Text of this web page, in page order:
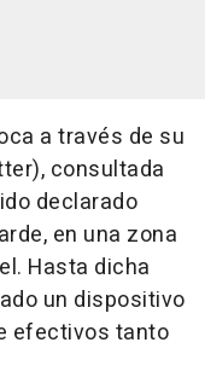
a través de su
consultada
declarado
en una zona
Hasta dicha
un dispositivo
efectivos tanto